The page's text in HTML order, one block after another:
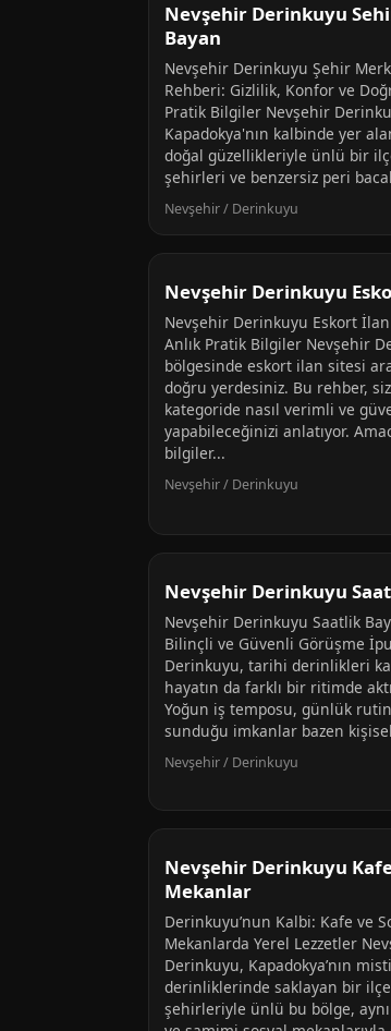
Nevşehir Derinkuyu
Bayan
Nevşehir Derinkuyu Şehir
Rehberi: Gizlilik, Konfor ve
Pratik Bilgiler Nevşehir
Kapadokya'nın kalbinde yer
doğal güzellikleriyle ünlü bir
şehirleri ve benzersiz peri
Nevşehir / Derinkuyu
Nevşehir Derinkuyu
Nevşehir Derinkuyu Eskort
Anlık Pratik Bilgiler Nevşehir
bölgesinde eskort ilan sitesi
doğru yerdesiniz. Bu rehber,
kategoride nasıl verimli ve
yapabileceğinizi anlatıyor.
bilgiler...
Nevşehir / Derinkuyu
Nevşehir Derinkuyu
Nevşehir Derinkuyu Saatlik
Bilinçli ve Güvenli Görüşme
Derinkuyu, tarihi derinlikleri
hayatın da farklı bir ritimde
Yoğun iş temposu, günlük
sunduğu imkanlar bazen
Nevşehir / Derinkuyu
Nevşehir Derinkuyu
Mekanlar
Derinkuyu’nun Kalbi: Kafe ve
Mekanlarda Yerel Lezzetler
Derinkuyu, Kapadokya’nın
derinliklerinde saklayan bir
şehirleriyle ünlü bu bölge,